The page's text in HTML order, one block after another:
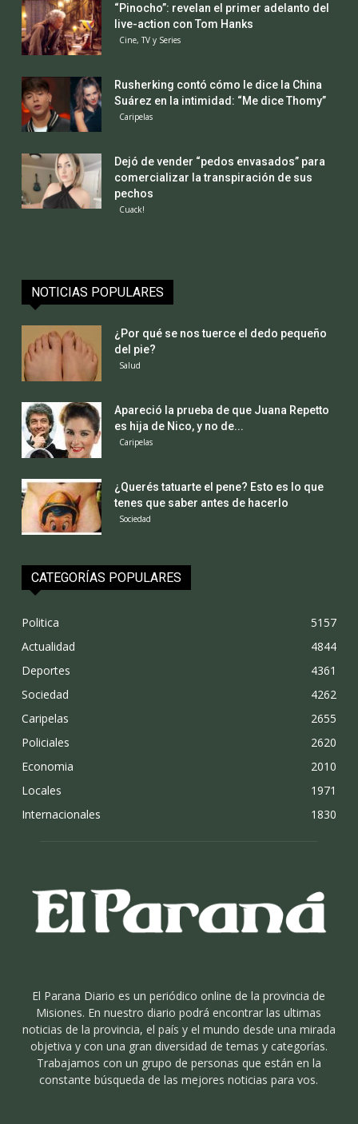
“Pinocho”: revelan el primer adelanto del
live-action con Tom Hanks
Cine, TV y Series
Rusherking contó cómo le dice la China
Suárez en la intimidad: “Me dice Thomy”
Caripelas
Dejó de vender “pedos envasados” para
comercializar la transpiración de sus
pechos
Cuack!
NOTICIAS POPULARES
¿Por qué se nos tuerce el dedo pequeño
del pie?
Salud
Apareció la prueba de que Juana Repetto
es hija de Nico, y no de...
Caripelas
¿Querés tatuarte el pene? Esto es lo que
tenes que saber antes de hacerlo
Sociedad
CATEGORÍAS POPULARES
Politica
5157
Actualidad
4844
Deportes
4361
Sociedad
4262
Caripelas
2655
Policiales
2620
Economia
2010
Locales
1971
Internacionales
1830
El Parana Diario es un periódico online de la provincia de
Misiones. En nuestro diario podrá encontrar las ultimas
noticias de la provincia, el país y el mundo desde una mirada
objetiva y con una gran diversidad de temas y categorías.
Trabajamos con un grupo de personas que están en la
constante búsqueda de las mejores noticias para vos.